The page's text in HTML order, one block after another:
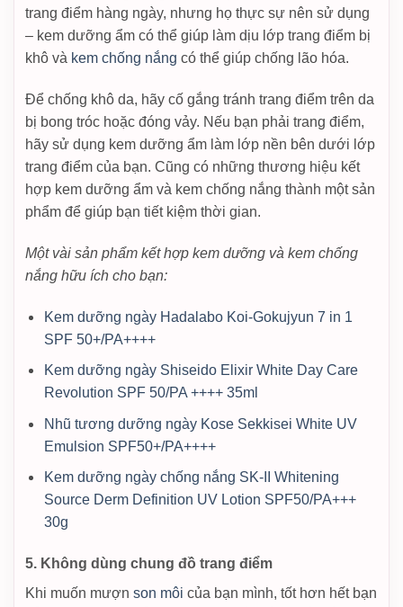
trang điểm hàng ngày, nhưng họ thực sự nên sử dụng
– kem dưỡng ẩm có thể giúp làm dịu lớp trang điểm bị
khô và kem chống nắng có thể giúp chống lão hóa.
Để chống khô da, hãy cố gắng tránh trang điểm trên da
bị bong tróc hoặc đóng vảy. Nếu bạn phải trang điểm,
hãy sử dụng kem dưỡng ẩm làm lớp nền bên dưới lớp
trang điểm của bạn. Cũng có những thương hiệu kết
hợp kem dưỡng ẩm và kem chống nắng thành một sản
phẩm để giúp bạn tiết kiệm thời gian.
Một vài sản phẩm kết hợp kem dưỡng và kem chống
nắng hữu ích cho bạn:
Kem dưỡng ngày Hadalabo Koi-Gokujyun 7 in 1
SPF 50+/PA++++
Kem dưỡng ngày Shiseido Elixir White Day Care
Revolution SPF 50/PA ++++ 35ml
Nhũ tương dưỡng ngày Kose Sekkisei White UV
Emulsion SPF50+/PA++++
Kem dưỡng ngày chống nắng SK-II Whitening
Source Derm Definition UV Lotion SPF50/PA+++
30g
5. Không dùng chung đồ trang điểm
Khi muốn mượn son môi của bạn mình, tốt hơn hết bạn